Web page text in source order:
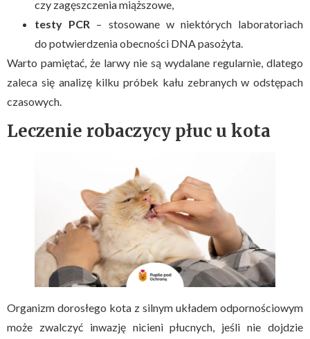
czy zagęszczenia miąższowe,
testy PCR – stosowane w niektórych laboratoriach
do potwierdzenia obecności DNA pasożyta.
Warto pamiętać, że larwy nie są wydalane regularnie, dlatego
zaleca się analizę kilku próbek kału zebranych w odstępach
czasowych.
Leczenie robaczycy płuc u kota
Organizm dorosłego kota z silnym układem odpornościowym
może zwalczyć inwazję nicieni płucnych, jeśli nie dojdzie